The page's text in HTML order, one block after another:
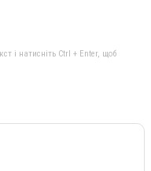
і натисніть Ctrl + Enter, щоб